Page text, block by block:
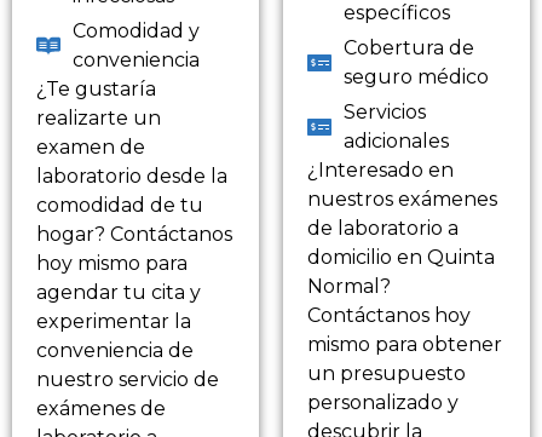
Comodidad y
conveniencia
¿Te gustaría
realizarte un
examen de
laboratorio desde la
comodidad de tu
hogar? Contáctanos
hoy mismo para
agendar tu cita y
experimentar la
conveniencia de
nuestro servicio de
exámenes de
específicos
Cobertura de
seguro médico
Servicios
adicionales
¿Interesado en
nuestros exámenes
de laboratorio a
domicilio en Quinta
Normal?
Contáctanos hoy
mismo para obtener
un presupuesto
personalizado y
descubrir la